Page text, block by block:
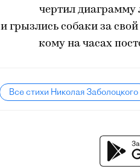
чертил диаграмму
и грызлись собаки за
кому на часах
Все стихи Николая Заболоцкого